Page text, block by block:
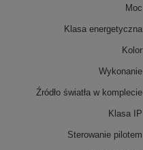
Moc
Klasa energetyczna
Kolor
Wykonanie
Źródło światła w komplecie
Klasa IP
Sterowanie pilotem